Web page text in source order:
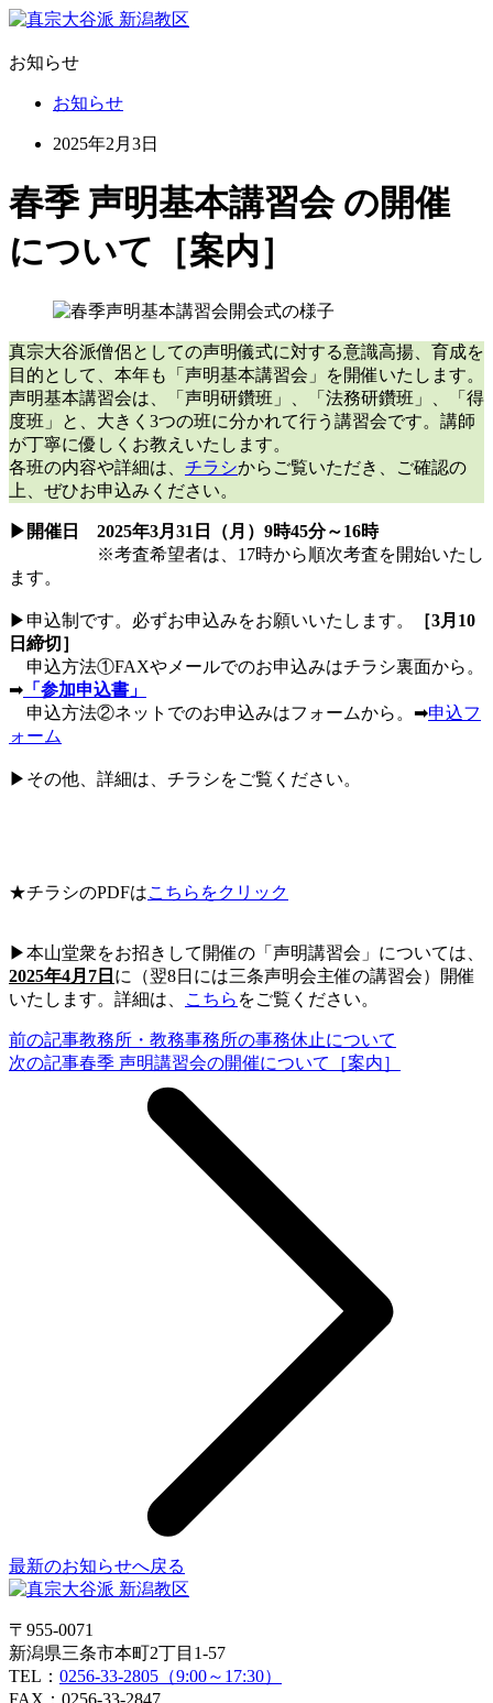
お知らせ
お知らせ
2025年2月3日
春季 声明基本講習会 の開催
について［案内］
真宗大谷派僧侶としての声明儀式に対する意識高揚、育成を
目的として、本年も「声明基本講習会」を開催いたします。
声明基本講習会は、「声明研鑽班」、「法務研鑽班」、「得
度班」と、大きく3つの班に分かれて行う講習会です。講師
が丁寧に優しくお教えいたします。
各班の内容や詳細は、 チラシからご覧いただき、ご確認の
上、ぜひお申込みください。
▶開催日 2025年3月31日（月）9時45分～16時
※考査希望者は、17時から順次考査を開始いたし
ます。
▶申込制です。必ずお申込みをお願いいたします。
［3月10
日締切］
申込方法①FAXやメールでのお申込みはチラシ裏面から。
➡ 「参加申込書」
申込方法②ネットでのお申込みはフォームから。➡申込フ
ォーム
▶その他、詳細は、チラシをご覧ください。
★チラシのPDFはこちらをクリック
▶本山堂衆をお招きして開催の「声明講習会」については、
2025年4月7日 に（翌8日には三条声明会主催の講習会）開催
いたします。詳細は、
こちら をご覧ください。
前の記事教務所・教務事務所の事務休止について
次の記事春季 声明講習会の開催について［案内］
最新のお知らせへ戻る
〒955-0071
新潟県三条市本町2丁目1-57
TEL： 0256-33-2805（9:00～17:30）
FAX：0256-33-2847